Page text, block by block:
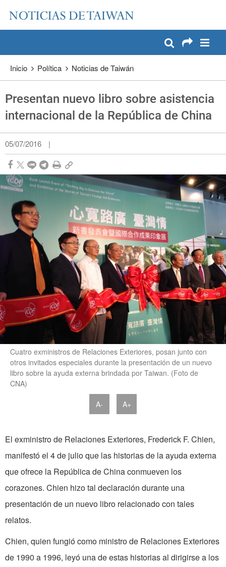
Pase a contenido principal
Inicio Política Noticias de Taiwán
Presentan nuevo libro sobre asistencia
internacional de la República de China
05/07/2016 |
Cuatro exministros de Relaciones Exteriores, posan junto con
otros invitados especiales durante la presentación de un nuevo
libro sobre la ayuda externa brindada por Taiwan. (Foto de
CNA)
A- A+
El exministro de Relaciones Exteriores, Frederick F. Chien,
manifestó el 4 de julio que las historias de la ayuda externa
que ofrece la República de China conmueven los
corazones. Chien hizo tal declaración durante una
presentación de un nuevo libro relacionado con tales
relatos.
Chien, quien fungió como ministro de Relaciones Exteriores
de 1990 a 1996, leyó una de estas historias al dirigirse a los